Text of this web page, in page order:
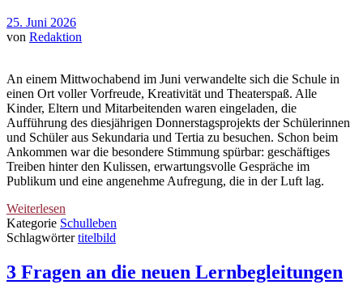
25. Juni 2026
von Redaktion
An einem Mittwochabend im Juni verwandelte sich die Schule in
einen Ort voller Vorfreude, Kreativität und Theaterspaß. Alle
Kinder, Eltern und Mitarbeitenden waren eingeladen, die
Aufführung des diesjährigen Donnerstagsprojekts der Schülerinnen
und Schüler aus Sekundaria und Tertia zu besuchen. Schon beim
Ankommen war die besondere Stimmung spürbar: geschäftiges
Treiben hinter den Kulissen, erwartungsvolle Gespräche im
Publikum und eine angenehme Aufregung, die in der Luft lag.
Weiterlesen
Kategorie Schulleben
Schlagwörtertitelbild
3 Fragen an die neuen Lernbegleitungen